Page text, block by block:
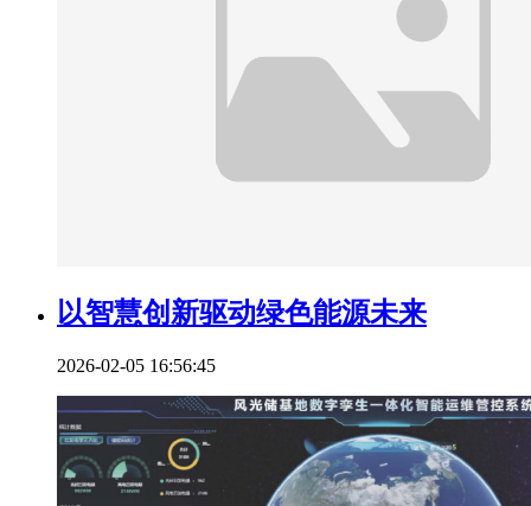
以智慧创新驱动绿色能源未来
2026-02-05 16:56:45